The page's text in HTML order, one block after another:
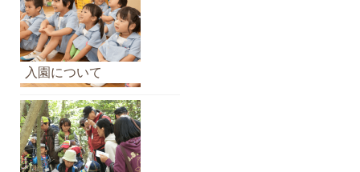
の
ア
ー
カ
イ
ブ
入園について